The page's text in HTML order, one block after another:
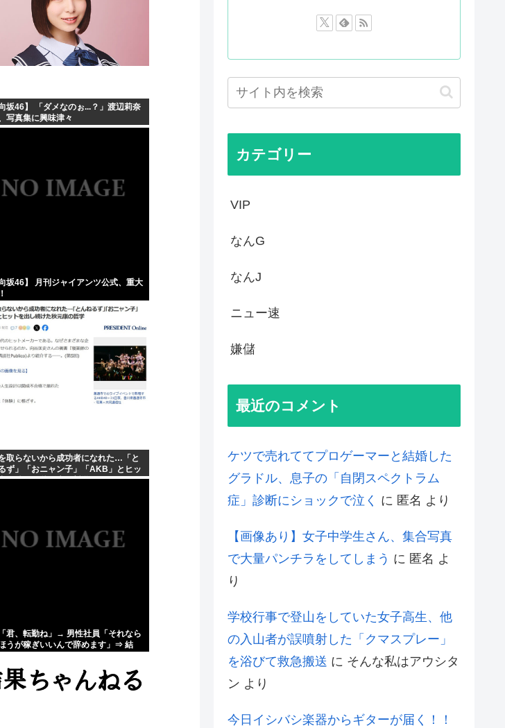
高市早苗「袴田さんを犯人だと思ってないわよ！判決が到底承...
【維新速報】副首都・大阪都「大阪万博の跡地を “お金持ち...
あのガンプラさん、投げ売りされる
農水省「食料自給率37%で過去最低」 肥料は輸入ほぼ10...
工学博士「国民が反中に染まっているから自民党は勝った
ちいかわ、先週比209%www
向坂46】 「ダメなのぉ...？」渡辺莉奈
写真集に興味津々
向坂46】 月刊ジャイアンツ公式、重大
取らないから成功者になれた…「と
ず」「おニャン子」「AKB」とヒッ
し続けた秋元康の哲学！！！
君、転勤ね」→ 男性社員「それなら
うが稼ぎいいんで辞めます」⇒ 結
カテゴリー
VIP
なんG
なんJ
ニュー速
嫌儲
最近のコメント
ケツで売れててプロゲーマーと結婚した
グラドル、息子の「自閉スペクトラム
症」診断にショックで泣く に 匿名 より
【画像あり】女子中学生さん、集合写真
で大量パンチラをしてしまう に 匿名 よ
り
学校行事で登山をしていた女子高生、他
の入山者が誤噴射した「クマスプレー」
を浴びて救急搬送 に そんな私はアウシタ
ン より
今日イシバシ楽器からギターが届く！！